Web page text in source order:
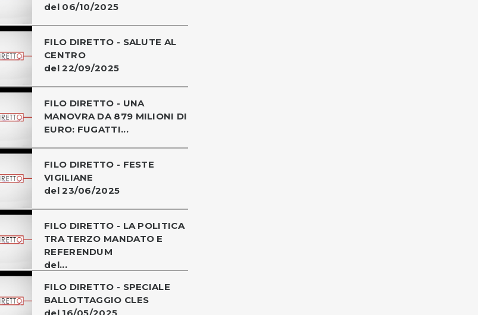
del 06/10/2025
FILO DIRETTO - SALUTE AL
CENTRO
del 22/09/2025
FILO DIRETTO - UNA
MANOVRA DA 879 MILIONI DI
EURO: FUGATTI...
FILO DIRETTO - FESTE
VIGILIANE
del 23/06/2025
FILO DIRETTO - LA POLITICA
TRA TERZO MANDATO E
REFERENDUM
del...
FILO DIRETTO - SPECIALE
BALLOTTAGGIO CLES
del 16/05/2025